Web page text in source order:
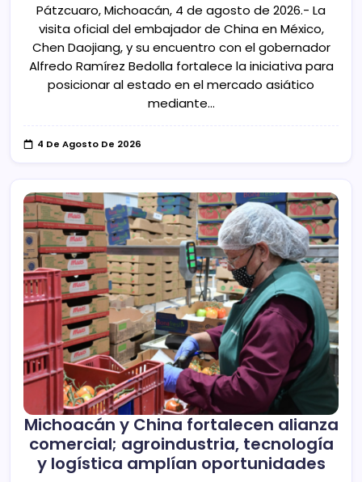
Pátzcuaro, Michoacán, 4 de agosto de 2026.- La
visita oficial del embajador de China en México,
Chen Daojiang, y su encuentro con el gobernador
Alfredo Ramírez Bedolla fortalece la iniciativa para
posicionar al estado en el mercado asiático
mediante…
4 De Agosto De 2026
Michoacán y China fortalecen alianza
comercial; agroindustria, tecnología
y logística amplían oportunidades